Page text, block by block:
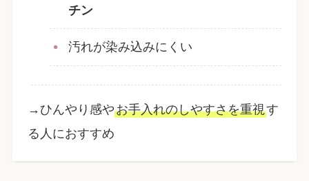
チン
汚れが染み込みにくい
→ひんやり感やお手入れのしやすさを重視す
る人におすすめ